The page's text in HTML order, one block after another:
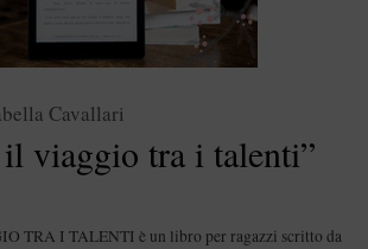
viaggio tra i talenti”
Cavallari
TRA I TALENTI è un libro per ragazzi scritto da